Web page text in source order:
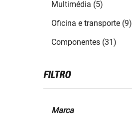
Multimédia (5)
Oficina e transporte (9)
Componentes (31)
FILTRO
Marca